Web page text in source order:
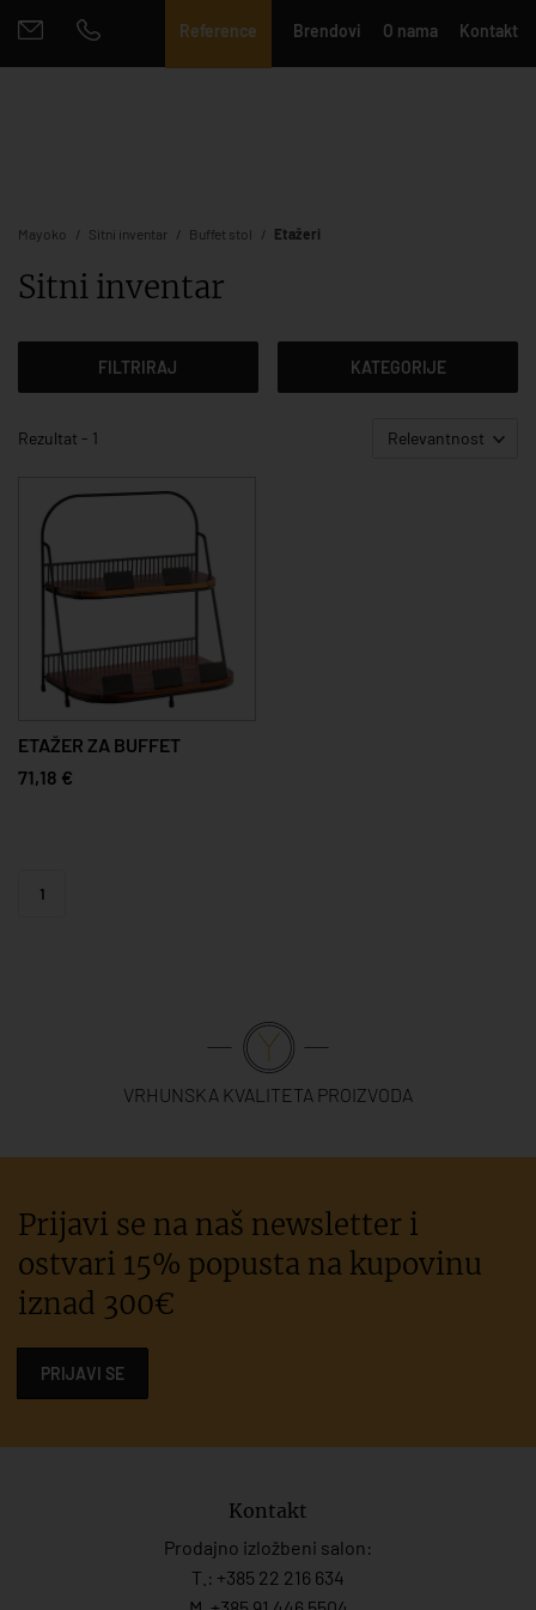
Reference Brendovi O nama Kontakt
Mayoko Sitni inventar Buffet stol Etažeri
Sitni inventar
FILTRIRAJ KATEGORIJE
Rezultat - 1 Relevantnost
ETAŽER ZA BUFFET
71,18 €
1
VRHUNSKA KVALITETA PROIZVODA
Prijavi se na naš newsletter i
ostvari 15% popusta na kupovinu
iznad 300€
PRIJAVI SE
Kontakt
Prodajno izložbeni salon:
T.: +385 22 216 634